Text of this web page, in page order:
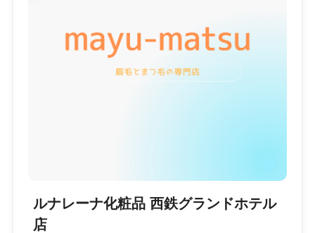
ルナレーナ化粧品 西鉄グランドホテル
店